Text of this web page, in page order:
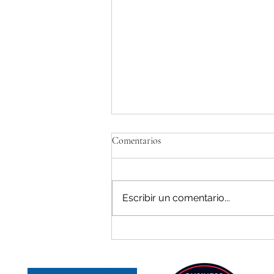
España según F6S
Comentarios
Escribir un comentario...